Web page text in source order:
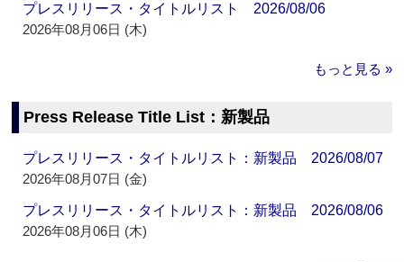
プレスリリース・タイトルリスト 2026/08/06
2026年08月06日 (木)
もっと見る »
Press Release Title List：新製品
プレスリリース・タイトルリスト：新製品 2026/08/07
2026年08月07日 (金)
プレスリリース・タイトルリスト：新製品 2026/08/06
2026年08月06日 (木)